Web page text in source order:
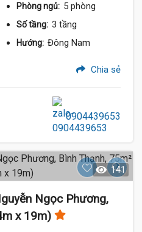
Phòng ngủ: 5 phòng
Số tầng: 3 tầng
Hướng: Đông Nam
Chia sẻ
0904439653
141
Ngọc Phương,
x 19m)